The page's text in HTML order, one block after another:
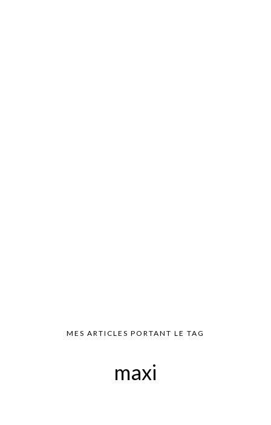
MES ARTICLES PORTANT LE TAG
maxi